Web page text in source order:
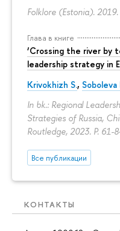
Folklore (Estonia).
Глава в книге
‘Crossing the river by
leadership strategy in
Krivokhizh S., Soboleva
In bk.: Regional
Strategies of Russia,
Routledge, 2023. P. 61-
Все публикации
КОНТАКТЫ